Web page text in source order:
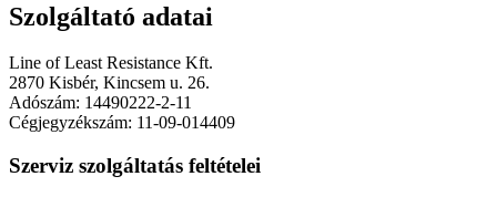
Szolgáltató adatai
Line of Least Resistance Kft.
2870 Kisbér, Kincsem u. 26.
Adószám: 14490222-2-11
Cégjegyzékszám: 11-09-014409
Szerviz szolgáltatás feltételei